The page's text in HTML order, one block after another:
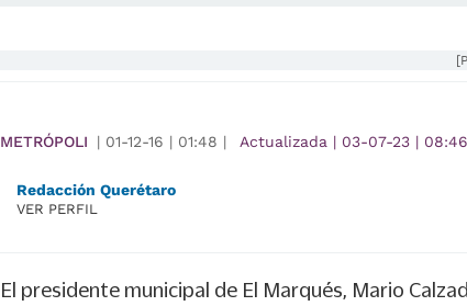
METRÓPOLI | 01-12-16 | 01:48 | Actualizada | 03-07-23 | 08:46
Redacción Querétaro
VER PERFIL
El presidente municipal de El Marqués, Mario